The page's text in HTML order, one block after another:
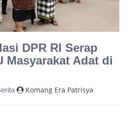
DPR RI Serap
Masyarakat Adat di
Komang Era Patrisya